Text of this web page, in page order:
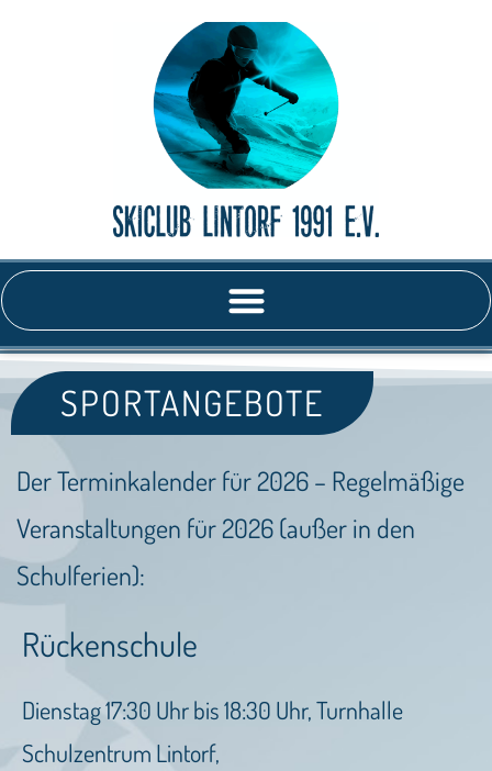
SPORTANGEBOTE
Der Terminkalender für 2026 – Regelmäßige
Veranstaltungen für 2026 (außer in den
Schulferien):
Rückenschule
Dienstag 17:30 Uhr bis 18:30 Uhr, Turnhalle
Schulzentrum Lintorf,